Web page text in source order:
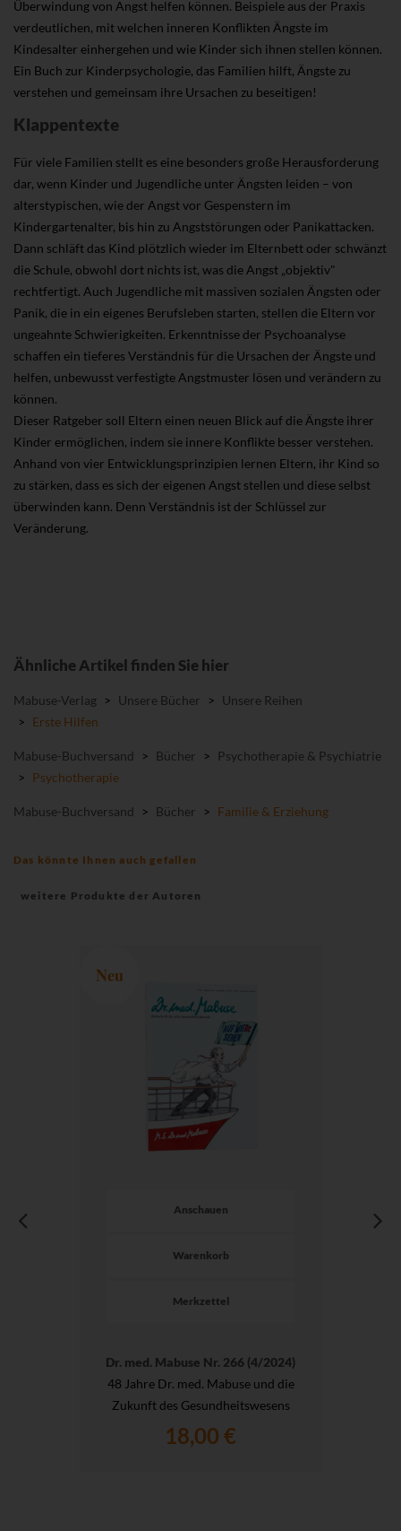
Überwindung von Angst helfen können. Beispiele aus der Praxis
verdeutlichen, mit welchen inneren Konflikten Ängste im
Kindesalter einhergehen und wie Kinder sich ihnen stellen können.
Ein Buch zur Kinderpsychologie, das Familien hilft, Ängste zu
verstehen und gemeinsam ihre Ursachen zu beseitigen!
Klappentexte
Für viele Familien stellt es eine besonders große Herausforderung
dar, wenn Kinder und Jugendliche unter Ängsten leiden – von
alterstypischen, wie der Angst vor Gespenstern im
Kindergartenalter, bis hin zu Angststörungen oder Panikattacken.
Dann schläft das Kind plötzlich wieder im Elternbett oder schwänzt
die Schule, obwohl dort nichts ist, was die Angst „objektiv"
rechtfertigt. Auch Jugendliche mit massiven sozialen Ängsten oder
Panik, die in ein eigenes Berufsleben starten, stellen die Eltern vor
ungeahnte Schwierigkeiten. Erkenntnisse der Psychoanalyse
schaffen ein tieferes Verständnis für die Ursachen der Ängste und
helfen, unbewusst verfestigte Angstmuster lösen und verändern zu
können.
Dieser Ratgeber soll Eltern einen neuen Blick auf die Ängste ihrer
Kinder ermöglichen, indem sie innere Konflikte besser verstehen.
Anhand von vier Entwicklungsprinzipien lernen Eltern, ihr Kind so
zu stärken, dass es sich der eigenen Angst stellen und diese selbst
überwinden kann. Denn Verständnis ist der Schlüssel zur
Veränderung.
Ähnliche Artikel finden Sie hier
Mabuse-Verlag > Unsere Bücher > Unsere Reihen
> Erste Hilfen
Mabuse-Buchversand > Bücher >
Psychotherapie & Psychiatrie
> Psychotherapie
Mabuse-Buchversand > Bücher > Familie & Erziehung
Das könnte Ihnen auch gefallen
weitere Produkte der Autoren
Neu
Anschauen
Warenkorb
Merkzettel
Dr. med. Mabuse Nr. 266 (4/2024)
48 Jahre Dr. med. Mabuse und die
Zukunft des Gesundheitswesens
18,00 €